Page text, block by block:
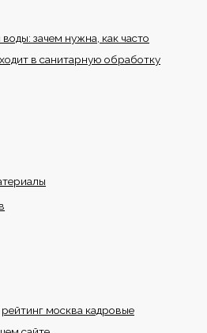
зачем нужна, как часто
в санитарную обработку
рейтинг москва кадровые